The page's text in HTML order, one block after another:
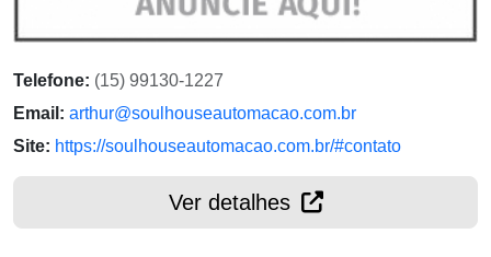
Telefone: (15) 99130-1227
Email: arthur@soulhouseautomacao.com.br
Site: https://soulhouseautomacao.com.br/#contato
Ver detalhes